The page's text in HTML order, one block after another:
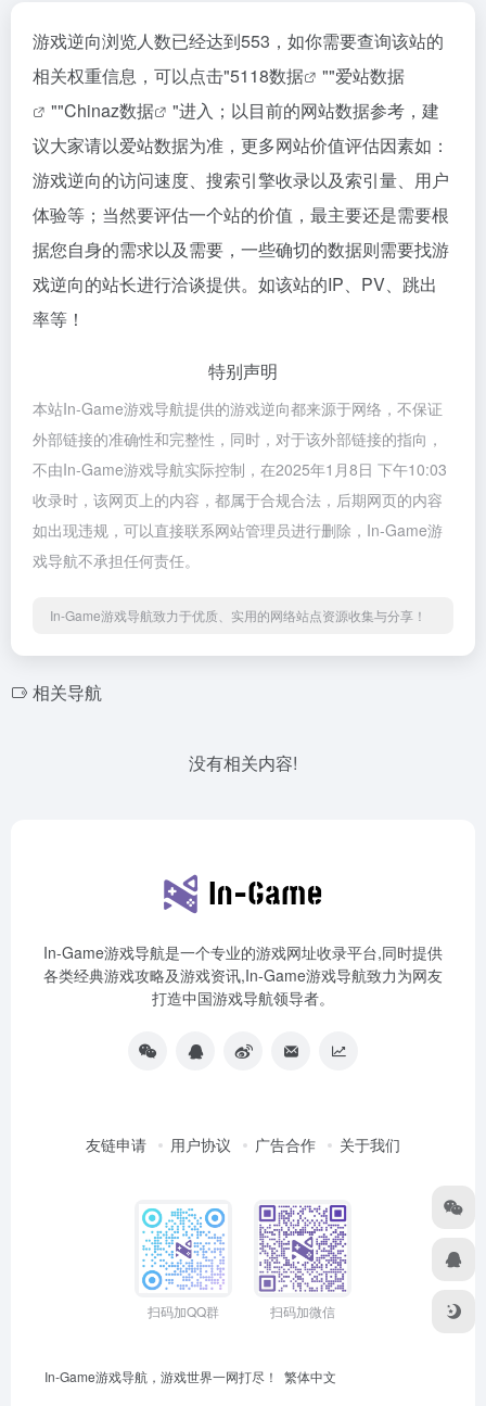
游戏逆向浏览人数已经达到553，如你需要查询该站的
相关权重信息，可以点击"5118数据 ""爱站数据
""Chinaz数据
"进入；以目前的网站数据参考，建
议大家请以爱站数据为准，更多网站价值评估因素如：
游戏逆向的访问速度、搜索引擎收录以及索引量、用户
体验等；当然要评估一个站的价值，最主要还是需要根
据您自身的需求以及需要，一些确切的数据则需要找游
戏逆向的站长进行洽谈提供。如该站的IP、PV、跳出
率等！
特别声明
本站In-Game游戏导航提供的游戏逆向都来源于网络，不保证
外部链接的准确性和完整性，同时，对于该外部链接的指向，
不由In-Game游戏导航实际控制，在2025年1月8日 下午10:03
收录时，该网页上的内容，都属于合规合法，后期网页的内容
如出现违规，可以直接联系网站管理员进行删除，In-Game游
戏导航不承担任何责任。
In-Game游戏导航致力于优质、实用的网络站点资源收集与分享！
相关导航
没有相关内容!
In-Game游戏导航是一个专业的游戏网址收录平台,同时提供
各类经典游戏攻略及游戏资讯,In-Game游戏导航致力为网友
打造中国游戏导航领导者。
友链申请 用户协议 广告合作 关于我们
扫码加QQ群 扫码加微信
In-Game游戏导航，游戏世界一网打尽！ 繁体中文